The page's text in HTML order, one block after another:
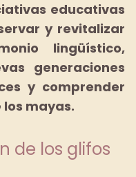
educativas
y revitalizar
lingüístico,
generaciones
y comprender
mayas.
de los glifos